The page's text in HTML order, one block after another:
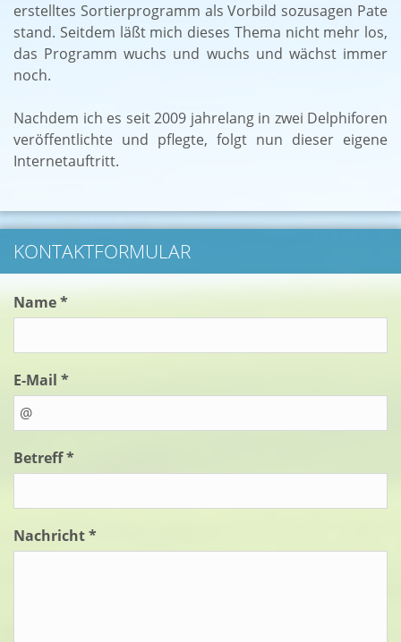
erstelltes Sortierprogramm als Vorbild sozusagen Pate
stand. Seitdem läßt mich dieses Thema nicht mehr los,
das Programm wuchs und wuchs und wächst immer
noch.
Nachdem ich es seit 2009 jahrelang in zwei Delphiforen
veröffentlichte und pflegte, folgt nun dieser eigene
Internetauftritt.
KONTAKTFORMULAR
Name *
E-Mail *
Betreff *
Nachricht *